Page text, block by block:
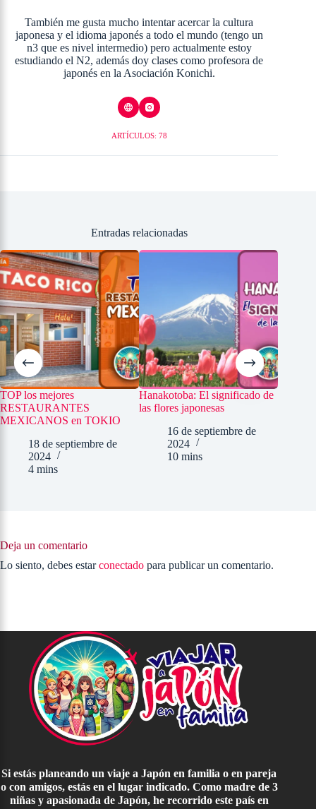
También me gusta mucho intentar acercar la cultura
japonesa y el idioma japonés a todo el mundo (tengo un
n3 que es nivel intermedio) pero actualmente estoy
estudiando el N2, además doy clases como profesora de
japonés en la Asociación Konichi.
ARTÍCULOS: 78
Entradas relacionadas
TOP los mejores
RESTAURANTES
MEXICANOS en TOKIO
18 de septiembre de
2024
4 mins
Hanakotoba: El significado de
las flores japonesas
16 de septiembre de
2024
10 mins
Deja un comentario
Lo siento, debes estarconectado para publicar un comentario.
Si estás planeando un viaje a Japón en familia o en pareja
o con amigos, estás en el lugar indicado. Como madre de 3
niñas y apasionada de Japón, he recorrido este país en